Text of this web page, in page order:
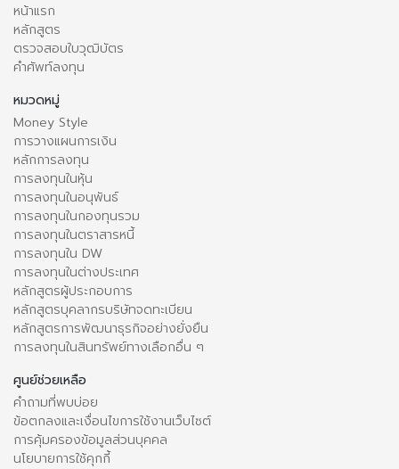
หน้าแรก
หลักสูตร
ตรวจสอบใบวุฒิบัตร
คำศัพท์ลงทุน
หมวดหมู่
Money Style
การวางแผนการเงิน
หลักการลงทุน
การลงทุนในหุ้น
การลงทุนในอนุพันธ์
การลงทุนในกองทุนรวม
การลงทุนในตราสารหนี้
การลงทุนใน DW
การลงทุนในต่างประเทศ
หลักสูตรผู้ประกอบการ
หลักสูตรบุคลากรบริษัทจดทะเบียน
หลักสูตรการพัฒนาธุรกิจอย่างยั่งยืน
การลงทุนในสินทรัพย์ทางเลือกอื่น ๆ
ศูนย์ช่วยเหลือ
คำถามที่พบบ่อย
ข้อตกลงและเงื่อนไขการใช้งานเว็บไซต์
การคุ้มครองข้อมูลส่วนบุคคล
นโยบายการใช้คุกกี้